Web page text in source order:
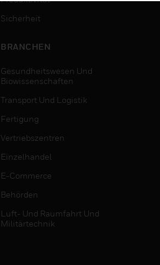
Sicherheit
BRANCHEN
Gesundheitswesen Und
Biowissenschaften
Transport Und Logistik
Fertigung
Vertriebszentren
Einzelhandel
E-Commerce
Behörden
Luft- Und Raumfahrt Und
Militärtechnik